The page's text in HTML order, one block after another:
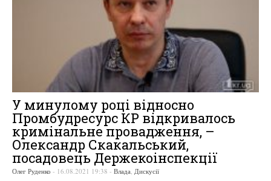
У минулому році відносно
Промбудресурс КР відкривалось
кримінальне провадження, –
Олександр Скакальський,
посадовець Держекоінспекції
Олег Руденко - 16.08.2021 19:38 - Влада Дискусії